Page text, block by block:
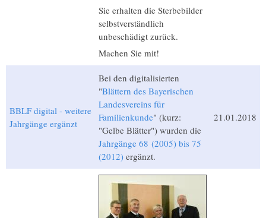
Sie erhalten die Sterbebilder
selbstverständlich
unbeschädigt zurück.
Machen Sie mit!
BBLF digital - weitere
Jahrgänge ergänzt
Bei den digitalisierten
"Blättern des Bayerischen
Landesvereins für
Familienkunde" (kurz:
"Gelbe Blätter") wurden die
Jahrgänge 68 (2005) bis 75
(2012) ergänzt.
21.01.2018